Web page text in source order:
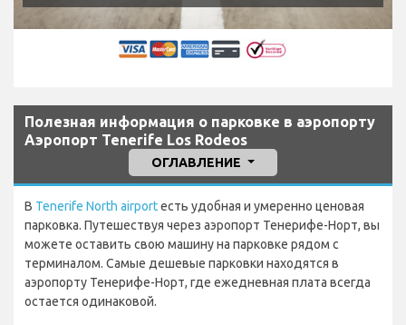
Полезная информация о парковке в аэропорту
Аэропорт Tenerife Los Rodeos
ОГЛАВЛЕНИЕ
В Tenerife North airportесть удобная и умеренно ценовая
парковка. Путешествуя через аэропорт Тенерифе-Норт, вы
можете оставить свою машину на парковке рядом с
терминалом. Самые дешевые парковки находятся в
аэропорту Тенерифе-Норт, где ежедневная плата всегда
остается одинаковой.